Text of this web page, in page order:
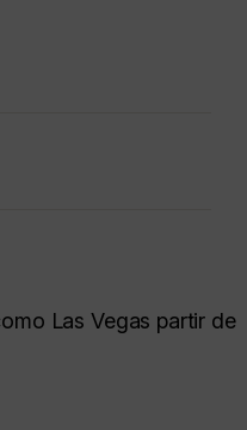
Las Vegas partir de